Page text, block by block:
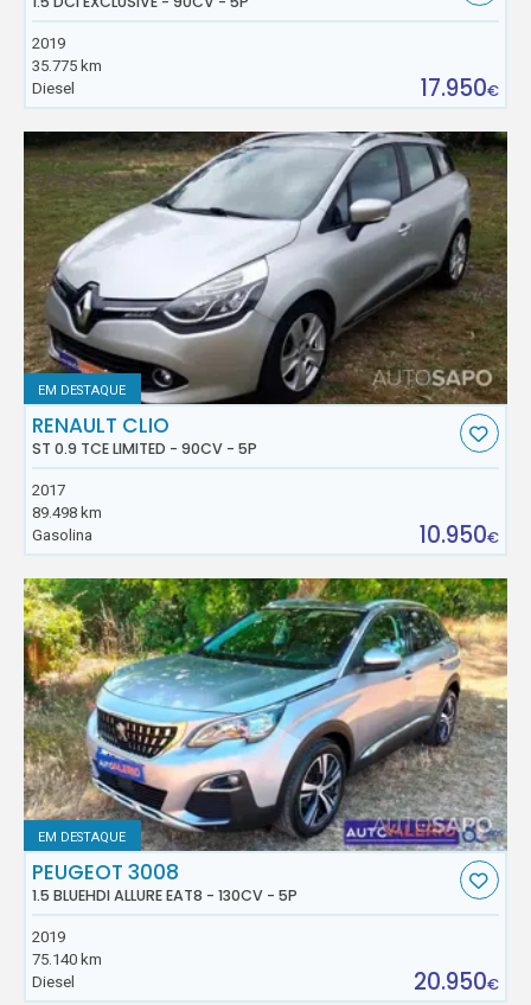
2019
35.775 km
Diesel
17.950€
EM DESTAQUE
RENAULT CLIO
ST 0.9 TCE LIMITED - 90CV - 5P
2017
89.498 km
Gasolina
10.950€
EM DESTAQUE
PEUGEOT 3008
1.5 BLUEHDI ALLURE EAT8 - 130CV - 5P
2019
75.140 km
Diesel
20.950€